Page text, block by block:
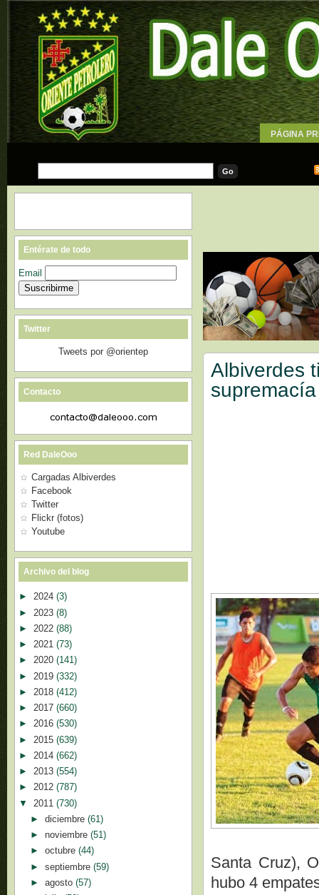
PÁGINA
Albiverdes
supremacía
Santa Cruz),
hubo 4
Entérate de todo
Email
Twitter
Tweets por @orientep
Contacto
Red DaleOoo
Cargadas Albiverdes
Facebook
Twitter
Flickr (fotos)
Youtube
Archivo del blog
► 2024 (3)
► 2023 (8)
► 2022 (88)
► 2021 (73)
► 2020 (141)
► 2019 (332)
► 2018 (412)
► 2017 (660)
► 2016 (530)
► 2015 (639)
► 2014 (662)
► 2013 (554)
► 2012 (787)
▼ 2011 (730)
► diciembre (61)
► noviembre (51)
► octubre (44)
► septiembre (59)
► agosto (57)